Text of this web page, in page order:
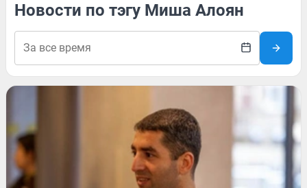
Новости по тэгу Миша Алоян